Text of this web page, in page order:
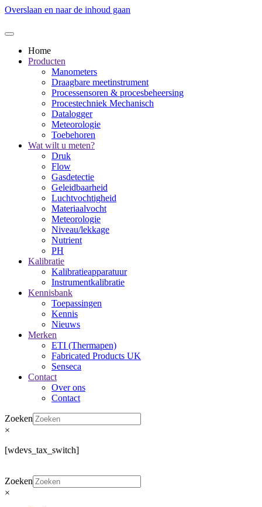
Overslaan en naar de inhoud gaan
Home
Producten
Manometers
Draagbare meetinstrument
Processensoren & procesbeheersing
Procestechniek Mechanisch
Datalogger
Meteorologie
Toebehoren
Wat wilt u meten?
Druk
Flow
Gasdetectie
Geleidbaarheid
Luchtvochtigheid
Materiaalvocht
Meteorologie
Niveau/lekkage
Nutrient
PH
Kalibratie
Kalibratieapparatuur
Instrumentkalibratie
Kennisbank
Toepassingen
Kennis
Nieuws
Merken
ETI (Thermapen)
Fabricated Products UK
Senseca
Contact
Over ons
Contact
Zoeken
×
[wdevs_tax_switch]
Zoeken
×